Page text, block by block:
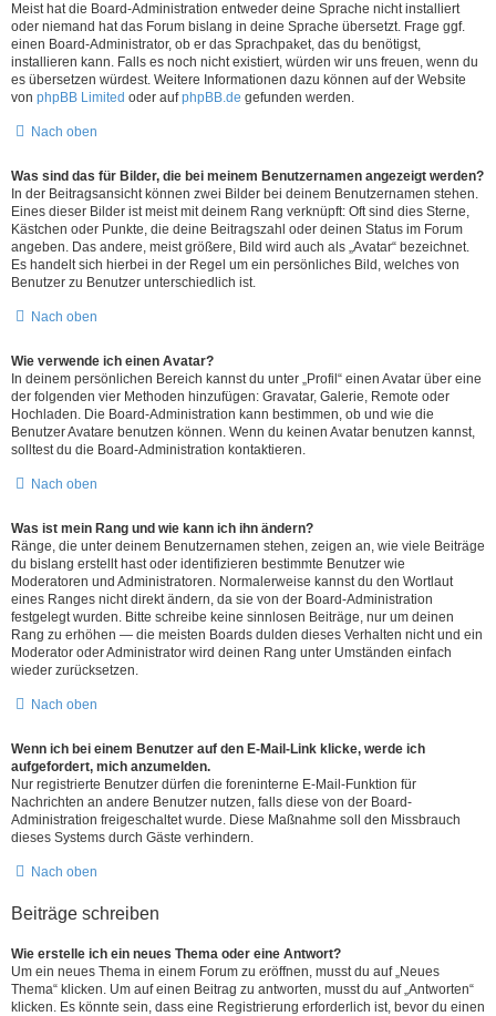
Meist hat die Board-Administration entweder deine Sprache nicht installiert
oder niemand hat das Forum bislang in deine Sprache übersetzt. Frage ggf.
einen Board-Administrator, ob er das Sprachpaket, das du benötigst,
installieren kann. Falls es noch nicht existiert, würden wir uns freuen, wenn du
es übersetzen würdest. Weitere Informationen dazu können auf der Website
von phpBB Limited oder aufphpBB.de gefunden werden.
Nach oben
Was sind das für Bilder, die bei meinem Benutzernamen angezeigt werden?
In der Beitragsansicht können zwei Bilder bei deinem Benutzernamen stehen.
Eines dieser Bilder ist meist mit deinem Rang verknüpft: Oft sind dies Sterne,
Kästchen oder Punkte, die deine Beitragszahl oder deinen Status im Forum
angeben. Das andere, meist größere, Bild wird auch als „Avatar“ bezeichnet.
Es handelt sich hierbei in der Regel um ein persönliches Bild, welches von
Benutzer zu Benutzer unterschiedlich ist.
Nach oben
Wie verwende ich einen Avatar?
In deinem persönlichen Bereich kannst du unter „Profil“ einen Avatar über eine
der folgenden vier Methoden hinzufügen: Gravatar, Galerie, Remote oder
Hochladen. Die Board-Administration kann bestimmen, ob und wie die
Benutzer Avatare benutzen können. Wenn du keinen Avatar benutzen kannst,
solltest du die Board-Administration kontaktieren.
Nach oben
Was ist mein Rang und wie kann ich ihn ändern?
Ränge, die unter deinem Benutzernamen stehen, zeigen an, wie viele Beiträge
du bislang erstellt hast oder identifizieren bestimmte Benutzer wie
Moderatoren und Administratoren. Normalerweise kannst du den Wortlaut
eines Ranges nicht direkt ändern, da sie von der Board-Administration
festgelegt wurden. Bitte schreibe keine sinnlosen Beiträge, nur um deinen
Rang zu erhöhen — die meisten Boards dulden dieses Verhalten nicht und ein
Moderator oder Administrator wird deinen Rang unter Umständen einfach
wieder zurücksetzen.
Nach oben
Wenn ich bei einem Benutzer auf den E-Mail-Link klicke, werde ich
aufgefordert, mich anzumelden.
Nur registrierte Benutzer dürfen die foreninterne E-Mail-Funktion für
Nachrichten an andere Benutzer nutzen, falls diese von der Board-
Administration freigeschaltet wurde. Diese Maßnahme soll den Missbrauch
dieses Systems durch Gäste verhindern.
Nach oben
Beiträge schreiben
Wie erstelle ich ein neues Thema oder eine Antwort?
Um ein neues Thema in einem Forum zu eröffnen, musst du auf „Neues
Thema“ klicken. Um auf einen Beitrag zu antworten, musst du auf „Antworten“
klicken. Es könnte sein, dass eine Registrierung erforderlich ist, bevor du einen